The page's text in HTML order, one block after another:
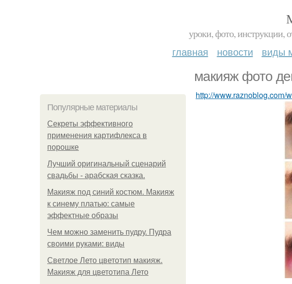
уроки, фото, инструкции,
главная новости виды
макияж фото
Популярные материалы
Секреты эффективного
применения картифлекса в
порошке
Лучший оригинальный сценарий
свадьбы - арабская сказка.
Макияж под синий костюм. Макияж
к синему платью: самые
эффектные образы
Чем можно заменить пудру. Пудра
своими руками: виды
Светлое Лето цветотип макияж.
Макияж для цветотипа Лето
http://www.raznoblog.com/